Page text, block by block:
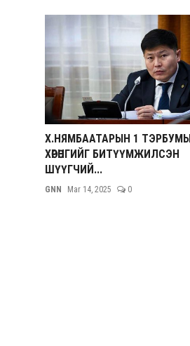
Х.НЯМБААТАРЫН 1
ХӨРӨНГИЙГ БИТҮҮМЖИЛСЭН
ШҮҮГЧИЙ...
GNN Mar 14, 2025 0